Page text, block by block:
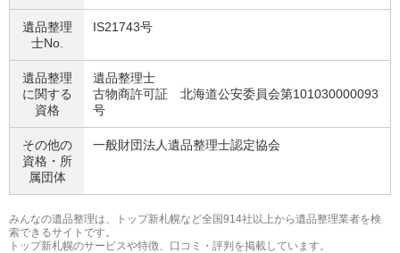
遺品整理
士No.
IS21743号
遺品整理
に関する
資格
遺品整理士
古物商許可証 北海道公安委員会第101030000093
号
その他の
資格・ 所
属団体
一般財団法人遺品整理士認定協会
みんなの遺品整理は、トップ新札幌など全国914社以上から遺品整理業者を検
索できるサイトです。
トップ新札幌のサービスや特徴、口コミ・評判を掲載しています。